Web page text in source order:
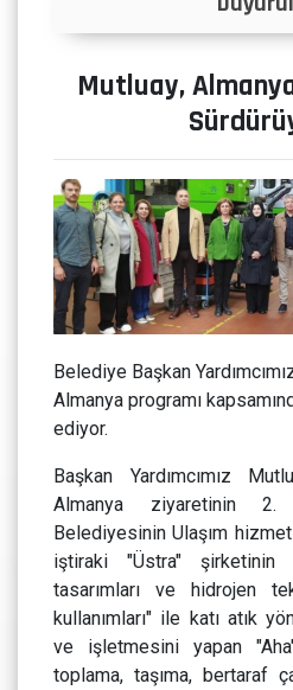
Mutluay,
Belediye Başkan
Almanya programı
ediyor.
Başkan Yardımcımız
Almanya ziyaretinin 2.
Belediyesinin Ulaşım
iştiraki "Üstra" şirketinin
tasarımları ve hidrojen
kullanımları" ile katı atık
ve işletmesini yapan
toplama, taşıma, bertaraf